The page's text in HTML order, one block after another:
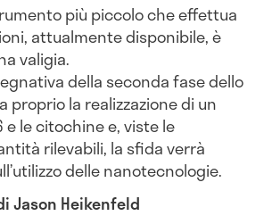
più piccolo che effettua
attualmente disponibile, è
valigia.
della seconda fase dello
proprio la realizzazione di un
e le citochine e, viste le
rilevabili, la sfida verrà
delle nanotecnologie.
Jason Heikenfeld